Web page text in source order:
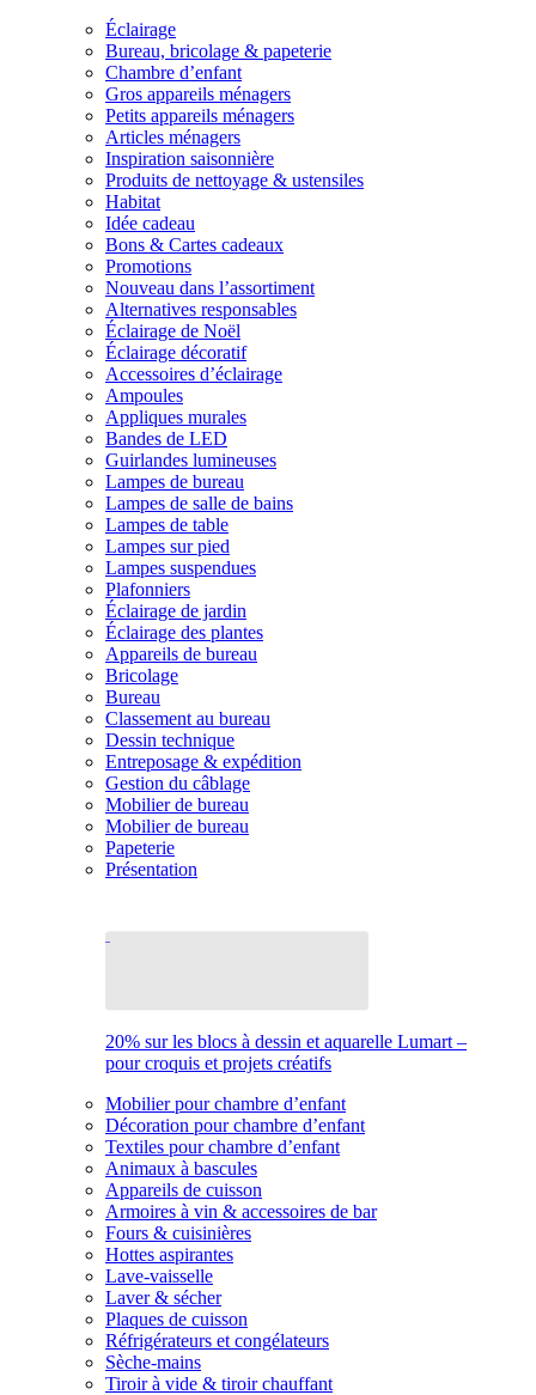
Éclairage
Bureau, bricolage & papeterie
Chambre d’enfant
Gros appareils ménagers
Petits appareils ménagers
Articles ménagers
Inspiration saisonnière
Produits de nettoyage & ustensiles
Habitat
Idée cadeau
Bons & Cartes cadeaux
Promotions
Nouveau dans l’assortiment
Alternatives responsables
Éclairage de Noël
Éclairage décoratif
Accessoires d’éclairage
Ampoules
Appliques murales
Bandes de LED
Guirlandes lumineuses
Lampes de bureau
Lampes de salle de bains
Lampes de table
Lampes sur pied
Lampes suspendues
Plafonniers
Éclairage de jardin
Éclairage des plantes
Appareils de bureau
Bricolage
Bureau
Classement au bureau
Dessin technique
Entreposage & expédition
Gestion du câblage
Mobilier de bureau
Mobilier de bureau
Papeterie
Présentation
20% sur les blocs à dessin et aquarelle Lumart –
pour croquis et projets créatifs
Mobilier pour chambre d’enfant
Décoration pour chambre d’enfant
Textiles pour chambre d’enfant
Animaux à bascules
Appareils de cuisson
Armoires à vin & accessoires de bar
Fours & cuisinières
Hottes aspirantes
Lave-vaisselle
Laver & sécher
Plaques de cuisson
Réfrigérateurs et congélateurs
Sèche-mains
Tiroir à vide & tiroir chauffant